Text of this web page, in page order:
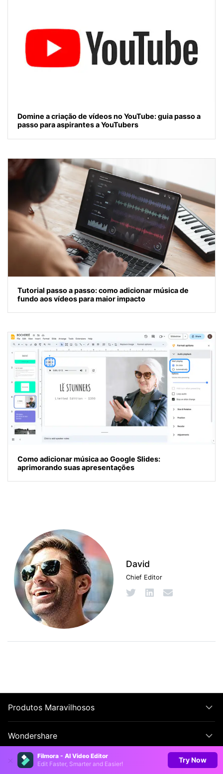
Filmora - AI Video Editor
Edit Faster, Smarter and Easier!
Try Now
Domine a criação de vídeos no YouTube: guia passo a
passo para aspirantes a YouTubers
Tutorial passo a passo: como adicionar música de
fundo aos vídeos para maior impacto
Como adicionar música ao Google Slides:
aprimorando suas apresentações
David
Chief Editor
Produtos Maravilhosos
Wondershare
Explore IA